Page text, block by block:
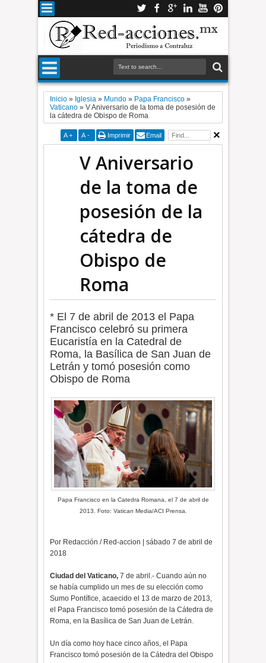
Inicio » Iglesia » Mundo » Papa Francisco »
Vaticano »V Aniversario de la toma de posesión de
la cátedra de Obispo de Roma
A + A - Imprimir Email
V Aniversario
de la toma de
posesión de la
cátedra de
Obispo de
Roma
* El 7 de abril de 2013 el Papa
Francisco celebró su primera
Eucaristía en la Catedral de
Roma, la Basílica de San Juan de
Letrán y tomó posesión como
Obispo de Roma
Papa Francisco en la Catedra Romana, el 7 de abril de
2013. Foto: Vatican Media/ACI Prensa.
Por Redacción / Red-accion | sábado 7 de abril de
2018
Ciudad del Vaticano,7 de abril.- Cuando aún no
se había cumplido un mes de su elección como
Sumo Pontífice, acaecido el 13 de marzo de 2013,
el Papa Francisco tomó posesión de la Cátedra de
Roma, en la Basílica de San Juan de Letrán.
Un día como hoy hace cinco años, el Papa
Francisco tomó posesión de la Cátedra del Obispo